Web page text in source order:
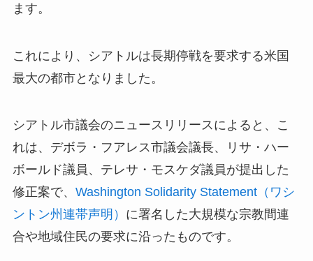
ます。
これにより、シアトルは長期停戦を要求する米国
最大の都市となりました。
シアトル市議会のニュースリリースによると、こ
れは、デボラ・フアレス市議会議長、リサ・ハー
ボールド議員、テレサ・モスケダ議員が提出した
修正案で、 Washington Solidarity Statement（ワシ
ントン州連帯声明） に署名した大規模な宗教間連
合や地域住民の要求に沿ったものです。